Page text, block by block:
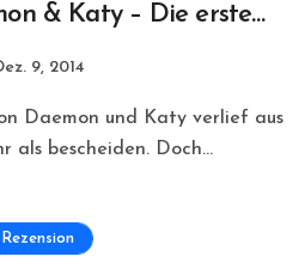
& Katy – Die erste
9, 2014
als bescheiden. Doch...
Rezension